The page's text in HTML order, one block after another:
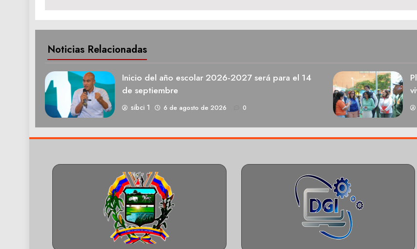
entradas
Noticias Relacionadas
Inicio del año escolar 2026-2027 será para el 14
de septiembre
sibci 1 6 de agosto de 2026 0